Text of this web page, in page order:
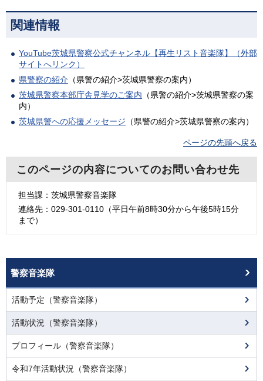
関連情報
YouTube茨城県警察公式チャンネル【再生リスト音楽隊】（外部
サイトへリンク）
県警察の紹介 （県警の紹介>茨城県警察の案内）
茨城県警察本部庁舎見学のご案内 （県警の紹介>茨城県警察の案
内）
茨城県警への応援メッセージ （県警の紹介>茨城県警察の案内）
ページの先頭へ戻る
このページの内容についてのお問い合わせ先
担当課：茨城県警察音楽隊
連絡先：029-301-0110（平日午前8時30分から午後5時15分
まで）
警察音楽隊
活動予定（警察音楽隊）
活動状況（警察音楽隊）
プロフィール（警察音楽隊）
令和7年活動状況（警察音楽隊）